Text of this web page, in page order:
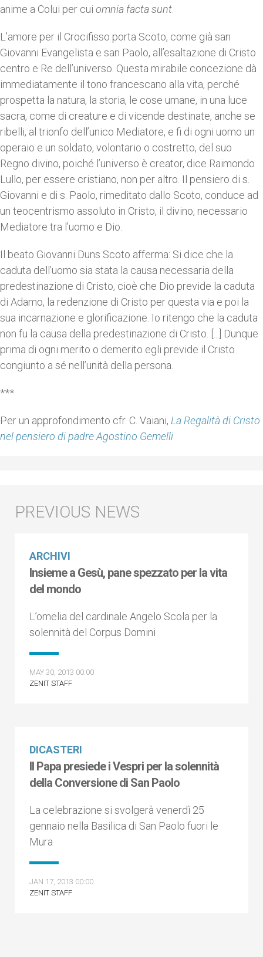
anime a Colui per cui omnia facta sunt
L’amore per il Crocifisso porta Scoto, come già san
Giovanni Evangelista e san Paolo, all’esaltazione di Cristo
centro e Re dell’universo. Questa mirabile concezione dà
immediatamente il tono francescano alla vita, perché
prospetta la natura, la storia, le cose umane, in una luce
sacra, come di creature e di vicende destinate, anche se
ribelli, al trionfo dell’unico Mediatore, e fi di ogni uomo un
operaio e un soldato, volontario o costretto, del suo
Regno divino, poiché l’universo è creator, dice Raimondo
Lullo, per essere cristiano, non per altro. Il pensiero di s.
Giovanni e di s. Paolo, rimeditato dallo Scoto, conduce ad
un teocentrismo assoluto in Cristo, il divino, necessario
Mediatore tra l’uomo e Dio.
Il beato Giovanni Duns Scoto afferma: Si dice che la
caduta dell’uomo sia stata la causa necessaria della
predestinazione di Cristo, cioè che Dio previde la caduta
di Adamo, la redenzione di Cristo per questa via e poi la
sua incarnazione e glorificazione. Io ritengo che la caduta
non fu la causa della predestinazione di Cristo. [...] Dunque
prima di ogni merito o demerito egli previde il Cristo
congiunto a sé nell’unità della persona.
***
Per un approfondimento cfr. C. Vaiani, La Regalità di Cristo
nel pensiero di padre Agostino Gemelli
ARCHIVI
Insieme a Gesù, pane spezzato per la vita
del mondo
L’omelia del cardinale Angelo Scola per la
solennità del Corpus Domini
MAY 30, 2013 00:00
ZENIT STAFF
DICASTERI
Il Papa presiede i Vespri per la solennità
della Conversione di San Paolo
La celebrazione si svolgerà venerdì 25
gennaio nella Basilica di San Paolo fuori le
Mura
JAN 17, 2013 00:00
ZENIT STAFF